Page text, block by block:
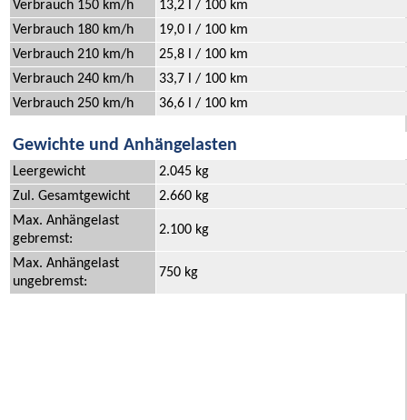
Verbrauch 150 km/h
13,2 l / 100 km
Verbrauch 180 km/h
19,0 l / 100 km
Verbrauch 210 km/h
25,8 l / 100 km
Verbrauch 240 km/h
33,7 l / 100 km
Verbrauch 250 km/h
36,6 l / 100 km
Gewichte und Anhängelasten
Leergewicht
2.045 kg
Zul. Gesamtgewicht
2.660 kg
Max. Anhängelast
gebremst:
2.100 kg
Max. Anhängelast
ungebremst:
750 kg